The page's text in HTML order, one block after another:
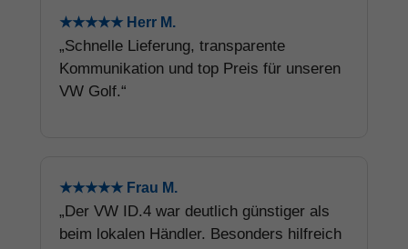
★★★★★ Herr M.
„Schnelle Lieferung, transparente
Kommunikation und top Preis für unseren
VW Golf.“
★★★★★ Frau M.
„Der VW ID.4 war deutlich günstiger als
beim lokalen Händler. Besonders hilfreich